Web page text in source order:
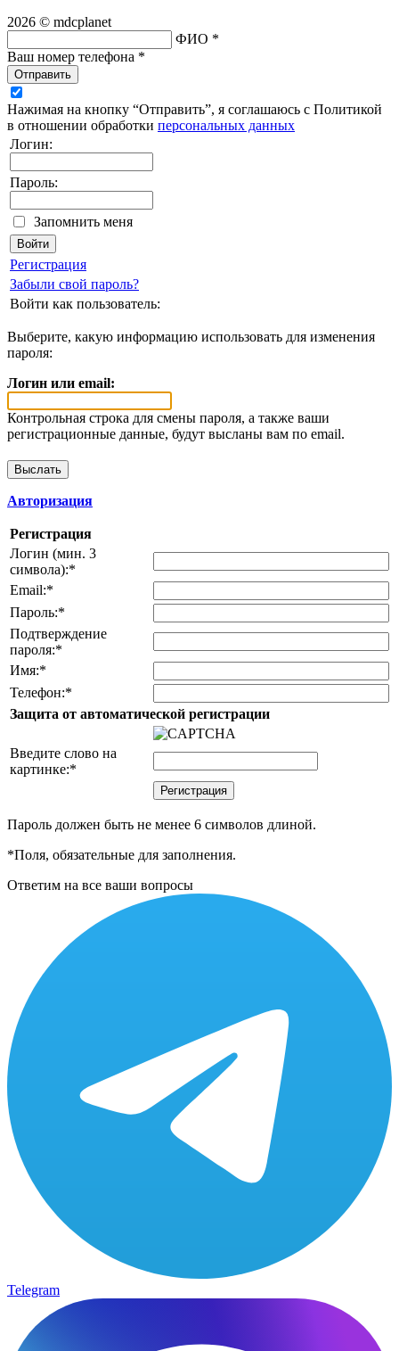
2026 © mdcplanet
ФИО *
Ваш номер телефона *
Отправить
Нажимая на кнопку “Отправить”, я соглашаюсь с Политикой
в отношении обработки персональных данных
Логин:
Пароль:
Запомнить меня
Регистрация
Забыли свой пароль?
Войти как пользователь:
Выберите, какую информацию использовать для изменения
пароля:
Логин или email:
Контрольная строка для смены пароля, а также ваши
регистрационные данные, будут высланы вам по email.
Авторизация
Регистрация
Логин (мин. 3
символа):*
Email:*
Пароль:*
Подтверждение
пароля:*
Имя:*
Телефон:*
Защита от автоматической регистрации
Введите слово на
картинке:*
Пароль должен быть не менее 6 символов длиной.
*Поля, обязательные для заполнения.
Ответим на все ваши вопросы
Telegram